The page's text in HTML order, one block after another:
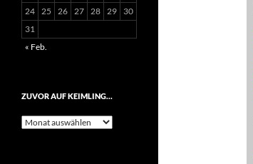
24 25 26 27 28 29
30
31
« Feb.
ZUVOR AUF KEIMLING…
Zuvor